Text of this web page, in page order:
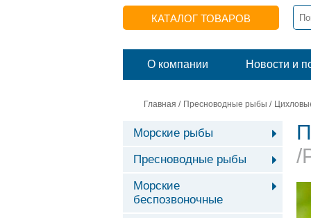
КАТАЛОГ ТОВАРОВ
О компании Новости и
Главная / Пресноводные рыбы /
Морские рыбы
Пресноводные рыбы
Морские
беспозвоночные
/